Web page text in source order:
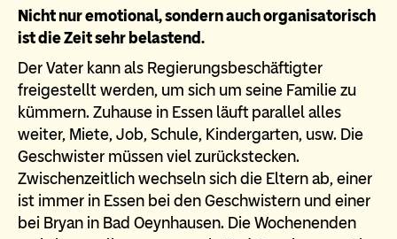
Nicht nur emotional, sondern auch organisatorisch
ist die Zeit sehr belastend.
Der Vater kann als Regierungsbeschäftigter
freigestellt werden, um sich um seine Familie zu
kümmern. Zuhause in Essen läuft parallel alles
weiter, Miete, Job, Schule, Kindergarten, usw. Die
Geschwister müssen viel zurückstecken.
Zwischenzeitlich wechseln sich die Eltern ab, einer
ist immer in Essen bei den Geschwistern und einer
bei Bryan in Bad Oeynhausen. Die Wochenenden